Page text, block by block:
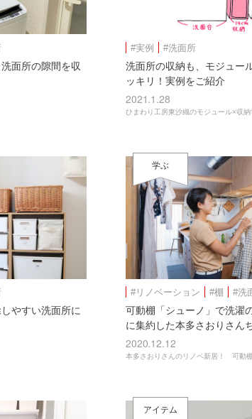
面所の隙間を収
#実例 #洗面所
洗面所の収納も、モジュー
ッキリ！実例をご紹介
2021.1.28
ひまわり工房東沙織のモジュール×収納
やすい洗面所に
学ぶ
#リノベーション #棚 #洗
可動棚「シューノ」で洗濯
に集約した本多さおりさん
2020.12.12
本多さおりさんのリノベ新居！ 可動
アイテム